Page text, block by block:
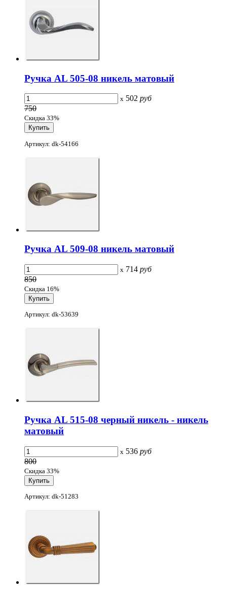
Ручка AL 505-08 никель матовый
x 502 руб
750
Скидка 33%
Артикул: dk-54166
Ручка AL 509-08 никель матовый
x 714 руб
850
Скидка 16%
Артикул: dk-53639
Ручка AL 515-08 черный никель - никель
матовый
x 536 руб
800
Скидка 33%
Артикул: dk-51283